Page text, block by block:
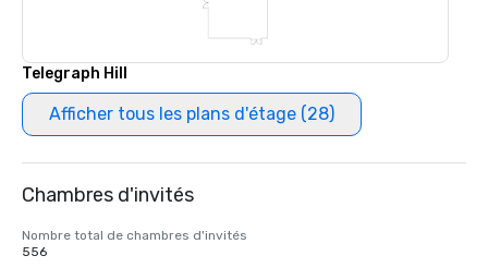
Telegraph Hill
Afficher tous les plans d'étage (28)
Chambres d'invités
Nombre total de chambres d'invités
556